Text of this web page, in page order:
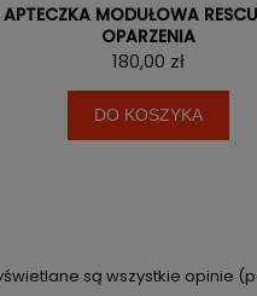
APTECZKA MODUŁOWA
OPARZENIA
180,00 zł
DO KOSZYKA
są wszystkie opinie